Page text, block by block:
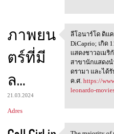
ภาพยน
ตร์ที่มี
ล...
21.03.2024
Adres
ลีโอนาร์โ
ลีโอนาร์โด ดิแ
DiCaprio; เกิด
แสดงชาวอเมริ
สาขานักแสดง
ดรามา และได้
ค.ศ. https://
leonardo-